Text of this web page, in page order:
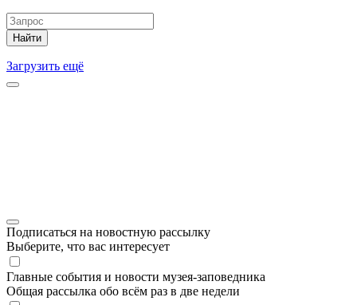
Найти
Загрузить ещё
Подписаться на новостную рассылку
Выберите, что вас интересует
Главные события и новости музея-заповедника
Общая рассылка обо всём раз в две недели